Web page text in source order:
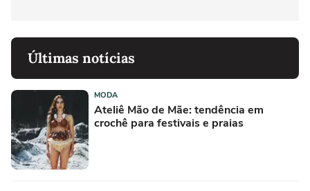
Últimas notícias
MODA
Ateliê Mão de Mãe: tendência em
crochê para festivais e praias